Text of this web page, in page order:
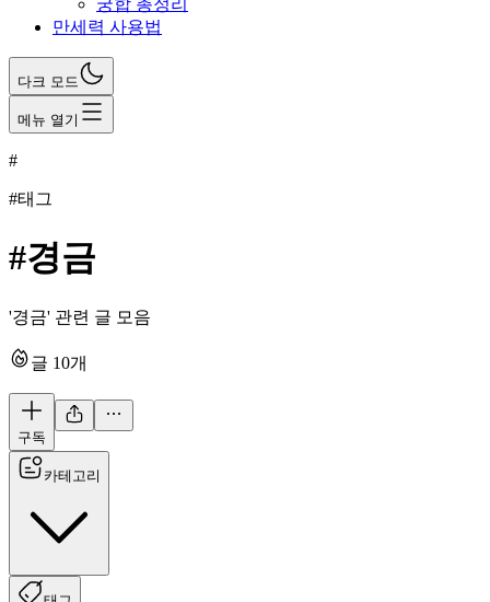
궁합 총정리
만세력 사용법
다크 모드
메뉴 열기
#
#태그
#경금
'경금' 관련 글 모음
글 10개
구독
카테고리